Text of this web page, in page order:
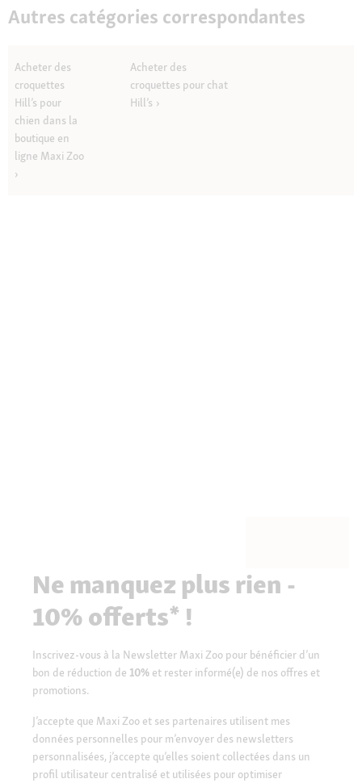
Autres catégories correspondantes
Acheter des
croquettes
Hill’s pour
chien dans la
boutique en
ligne Maxi Zoo
Acheter des
croquettes pour chat
Hill’s
Ne manquez plus rien -
10% offerts* !
Inscrivez-vous à la Newsletter Maxi Zoo pour bénéficier d’un
bon de réduction de 10% et rester informé(e) de nos offres et
promotions.
J’accepte que Maxi Zoo et ses partenaires utilisent mes
données personnelles pour m’envoyer des newsletters
personnalisées, j’accepte qu’elles soient collectées dans un
profil utilisateur centralisé et utilisées pour optimiser